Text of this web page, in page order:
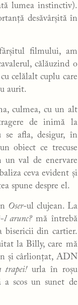
lumea instinctiv).
desăvârșită în
filmului, am
călăuzind o
celălalt cuplu care
aurit.
culmea, cu un alt
de inimă la
se afla, desigur, în
obiect ce trecuse
val de enervare
ceva evident și
spune despre el.
Oser-ul clujean. La
l arunc? mă întrebă
bisericii din cartier.
la Billy, care mă
și cârlionțat, ADN
trapei!urla în roșu
scos un sunet de